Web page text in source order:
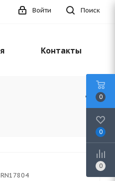
Поиск
Войти
Контакты
RN17804
0
0
0